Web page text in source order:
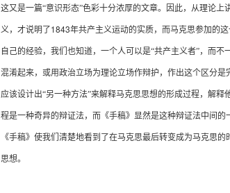
这又是一篇“意识形态”色彩十分浓厚的文章。因此，从理论
义，才说明了 1843年共产主义运动的实质，而马克思参加的
自己的经验，我们也知道，一个人可以是“共产主义者”，而
混淆起来，或用政治立场为理论立场作辩护，作出这个区分
应该设计出“另一种方法”来解释马克思思想的形成过程，解释
程是一种奇异的辩证法，而《手稿》显然是这种辩证法中间
《手稿》使我们清楚地看到了在马克思最后转变成为马克思
思想。